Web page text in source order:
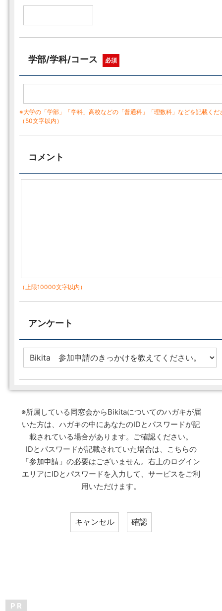
学部/学科/コース 必須
※大学の「学部」「学科」高校などの「普通科」「理数科」などを記載くだ
（50文字以内）
コメント
（上限10000文字以内）
アンケート
※所属している同窓会からBikitaについてのハガキが届
いた方は、ハガキの中にあなたのIDとパスワードが記
載されている場合があります。ご確認ください。
IDとパスワードが記載されていた場合は、こちらの
「参加申請」の必要はございません。右上のログイン
エリアにIDとパスワードを入力して、サービスをご利
用いただけます。
P R